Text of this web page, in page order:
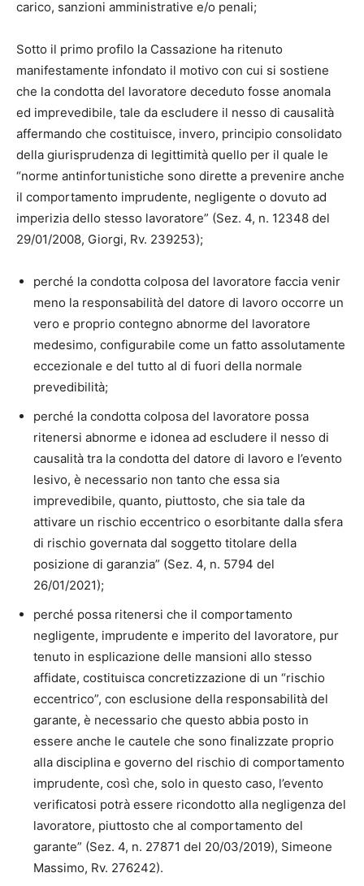
carico, sanzioni amministrative e/o penali;
Sotto il primo profilo la Cassazione ha ritenuto
manifestamente infondato il motivo con cui si sostiene
che la condotta del lavoratore deceduto fosse anomala
ed imprevedibile, tale da escludere il nesso di causalità
affermando che costituisce, invero, principio consolidato
della giurisprudenza di legittimità quello per il quale le
“norme antinfortunistiche sono dirette a prevenire anche
il comportamento imprudente, negligente o dovuto ad
imperizia dello stesso lavoratore” (Sez. 4, n. 12348 del
29/01/2008, Giorgi, Rv. 239253);
perché la condotta colposa del lavoratore faccia venir
meno la responsabilità del datore di lavoro occorre un
vero e proprio contegno abnorme del lavoratore
medesimo, configurabile come un fatto assolutamente
eccezionale e del tutto al di fuori della normale
prevedibilità;
perché la condotta colposa del lavoratore possa
ritenersi abnorme e idonea ad escludere il nesso di
causalità tra la condotta del datore di lavoro e l’evento
lesivo, è necessario non tanto che essa sia
imprevedibile, quanto, piuttosto, che sia tale da
attivare un rischio eccentrico o esorbitante dalla sfera
di rischio governata dal soggetto titolare della
posizione di garanzia” (Sez. 4, n. 5794 del
26/01/2021);
perché possa ritenersi che il comportamento
negligente, imprudente e imperito del lavoratore, pur
tenuto in esplicazione delle mansioni allo stesso
affidate, costituisca concretizzazione di un “rischio
eccentrico”, con esclusione della responsabilità del
garante, è necessario che questo abbia posto in
essere anche le cautele che sono finalizzate proprio
alla disciplina e governo del rischio di comportamento
imprudente, così che, solo in questo caso, l’evento
verificatosi potrà essere ricondotto alla negligenza del
lavoratore, piuttosto che al comportamento del
garante” (Sez. 4, n. 27871 del 20/03/2019), Simeone
Massimo, Rv. 276242).